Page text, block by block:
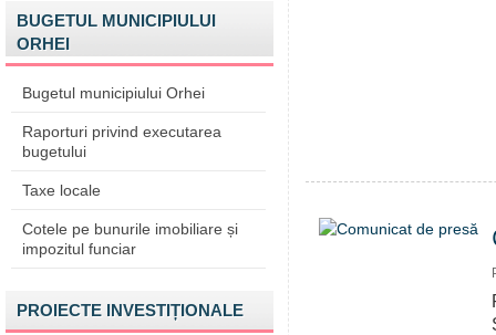
BUGETUL MUNICIPIULUI
ORHEI
Bugetul municipiului Orhei
Raporturi privind executarea
bugetului
Taxe locale
Cotele pe bunurile imobiliare și
impozitul funciar
PROIECTE INVESTIȚIONALE